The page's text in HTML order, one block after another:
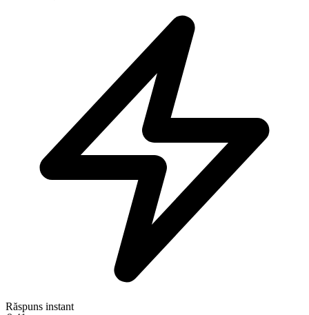
Răspuns instant
9:41